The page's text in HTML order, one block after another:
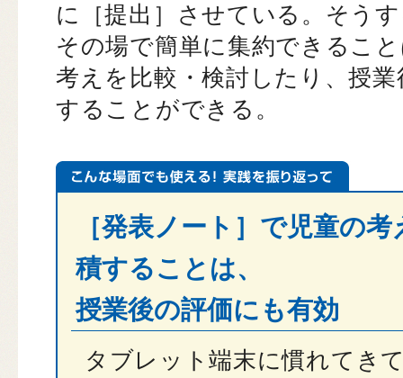
に［提出］させている。そう
その場で簡単に集約できるこ
考えを比較・検討したり、授
することができる。
［発表ノート］で児童の
積することは、
授業後の評価にも有効
タブレット端末に慣れてき